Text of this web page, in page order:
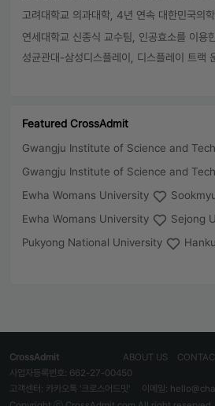
성균관대-삼성디스플레이, 디스플레이 트랙
Featured CrossAdmit
Gwangju Institute of Science and
Gwangju Institute of Science and
Ewha Womans University
Ewha Womans University
Sejong
Pukyong National University
Hankuk
CrossAdmit CONTACT
ABOUT US
사업자등록번호: 662-27-00450
고객센터: 카카오톡 '크로스어드밋'
이메일: